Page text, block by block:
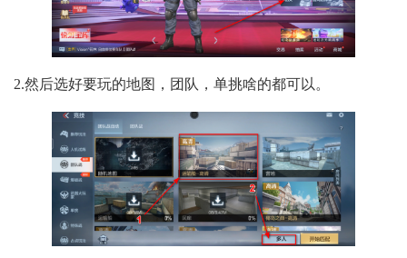
2.然后选好要玩的地图，团队，单挑啥的都可以。